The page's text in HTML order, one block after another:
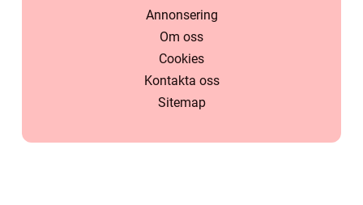
Annonsering
Om oss
Cookies
Kontakta oss
Sitemap